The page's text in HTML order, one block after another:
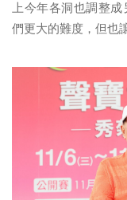
上今年各洞也調整
們更大的難度，但也